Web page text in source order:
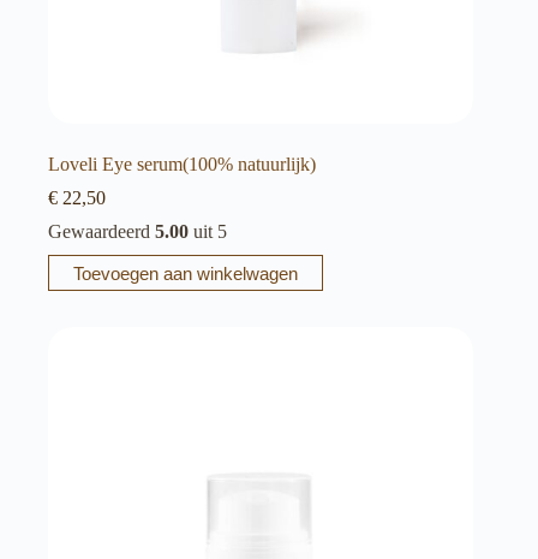
Loveli Eye serum(100% natuurlijk)
€ 22,50
Gewaardeerd 5.00 uit 5
Toevoegen aan winkelwagen